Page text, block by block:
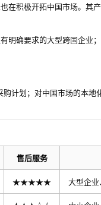
在积极开拓中国市场。其
明确要求的大型跨国企业
计划；对中国市场的本
售后服务
★★★★★ 大型企